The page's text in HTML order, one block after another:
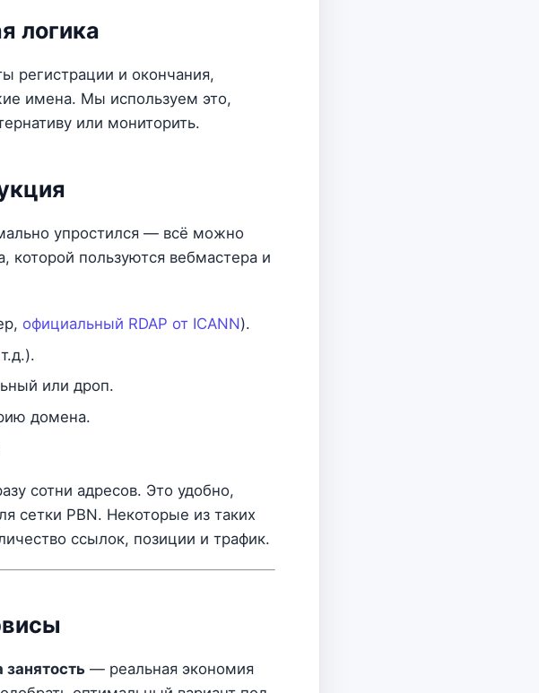
логика
регистрации и окончания,
имена. Мы используем это,
или мониторить.
упростился — всё можно
которой пользуются вебмастера и
официальный RDAP от ICANN).
или дроп.
домена.
сотни адресов. Это удобно,
сетки PBN. Некоторые из таких
ссылок, позиции и трафик.
занятость — реальная экономия